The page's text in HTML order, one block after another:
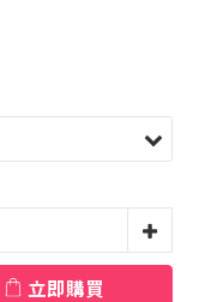
立即購買